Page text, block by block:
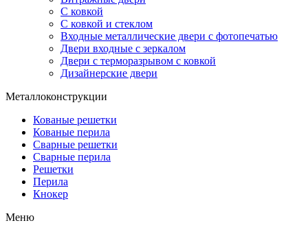
С ковкой
С ковкой и стеклом
Входные металлические двери с фотопечатью
Двери входные с зеркалом
Двери с терморазрывом с ковкой
Дизайнерские двери
Металлоконструкции
Кованые решетки
Кованые перила
Сварные решетки
Сварные перила
Решетки
Перила
Кнокер
Меню